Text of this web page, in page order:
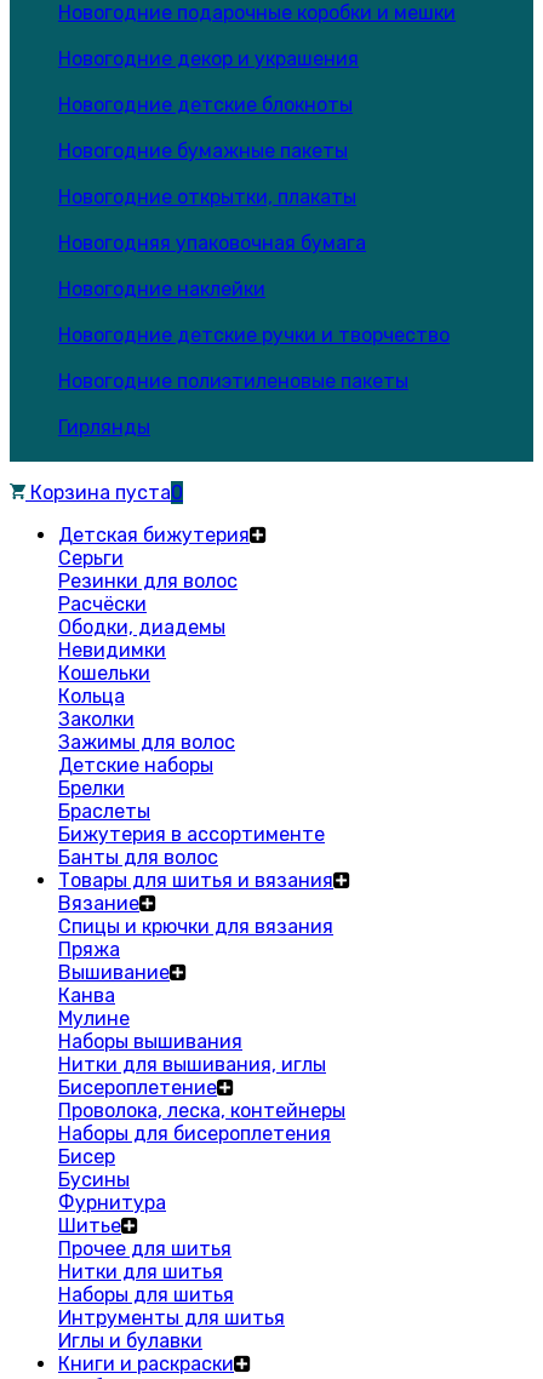
Новогодние подарочные коробки и мешки
Новогодние декор и украшения
Новогодние детские блокноты
Новогодние бумажные пакеты
Новогодние открытки, плакаты
Новогодняя упаковочная бумага
Новогодние наклейки
Новогодние детские ручки и творчество
Новогодние полиэтиленовые пакеты
Гирлянды
Корзина пуста0
Детская бижутерия
Серьги
Резинки для волос
Расчёски
Ободки, диадемы
Невидимки
Кошельки
Кольца
Заколки
Зажимы для волос
Детские наборы
Брелки
Браслеты
Бижутерия в ассортименте
Банты для волос
Товары для шитья и вязания
Вязание
Спицы и крючки для вязания
Пряжа
Вышивание
Канва
Мулине
Наборы вышивания
Нитки для вышивания, иглы
Бисероплетение
Проволока, леска, контейнеры
Наборы для бисероплетения
Бисер
Бусины
Фурнитура
Шитье
Прочее для шитья
Нитки для шитья
Наборы для шитья
Интрументы для шитья
Иглы и булавки
Книги и раскраски